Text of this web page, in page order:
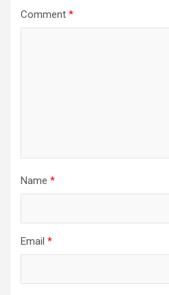
Comment *
Name *
Email *